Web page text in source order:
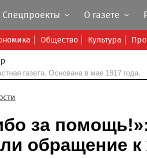
Общество Культура
Спецпроекты О газете
газета. Основана в мае 1917 года.
за
обращение